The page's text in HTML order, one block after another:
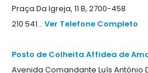
Praça Da Igreja, 11 B, 2700-458
210 541... Ver Telefone Completo
Posto de Colheita Affidea de
Avenida Comandante Luís António